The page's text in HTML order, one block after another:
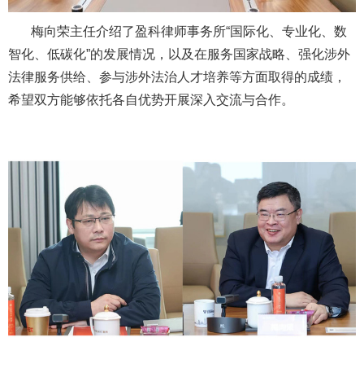
梅向荣主任介绍了盈科律师事务所“国际化、专业化、数
智化、低碳化”的发展情况，以及在服务国家战略、强化涉外
法律服务供给、参与涉外法治人才培养等方面取得的成绩，
希望双方能够依托各自优势开展深入交流与合作。